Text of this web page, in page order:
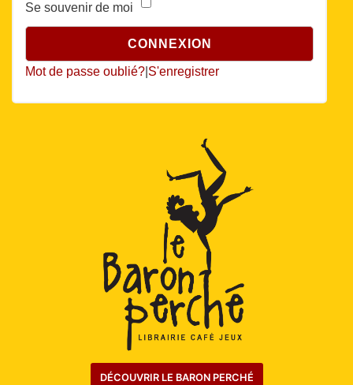
Se souvenir de moi
Mot de passe oublié? S'enregistrer
DÉCOUVRIR LE BARON PERCHÉ